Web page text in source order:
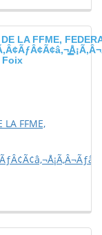
LA FFME,
Foix
LA FFME,